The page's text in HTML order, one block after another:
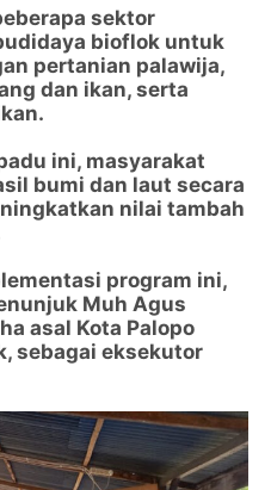
sektor
bioflok untuk
pertanian palawija,
dan ikan, serta
ini, masyarakat
bumi dan laut secara
nilai tambah
program ini,
Muh Agus
asal Kota Palopo
sebagai eksekutor